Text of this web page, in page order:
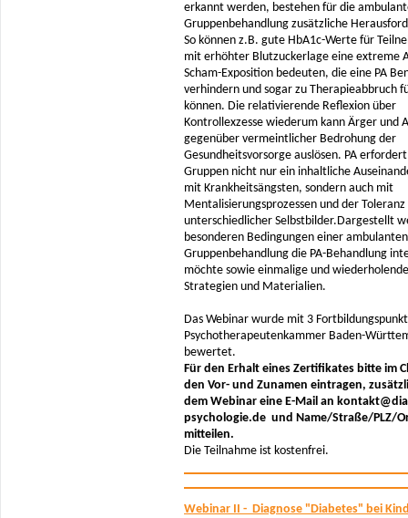
erkannt werden, bestehen für die
Gruppenbehandlung zusätzliche
So können z.B. gute HbA1c-Werte für
mit erhöhter Blutzuckerlage eine extreme
Scham-Exposition bedeuten, die eine PA
verhindern und sogar zu Therapieabbruch
können. Die relativierende Reflexion über
Kontrollexzesse wiederum kann Ärger und
gegenüber vermeintlicher Bedrohung der
Gesundheitsvorsorge auslösen. PA
Gruppen nicht nur ein inhaltliche
mit Krankheitsängsten, sondern auch mit
Mentalisierungsprozessen und der Toleranz
unterschiedlicher Selbstbilder.Dargestellt
besonderen Bedingungen einer
Gruppenbehandlung die PA-Behandlung
möchte sowie einmalige und wiederholende
Strategien und Materialien.
Das Webinar wurde mit 3
Psychotherapeutenkammer Baden-
bewertet.
Für den Erhalt eines Zertifikates bitte im
den Vor- und Zunamen eintragen,
dem Webinar eine E-Mail an
psychologie.de und Name/Straße/PLZ/
mitteilen.
Die Teilnahme ist kostenfrei.
Webinar II - Diagnose "Diabetes" bei